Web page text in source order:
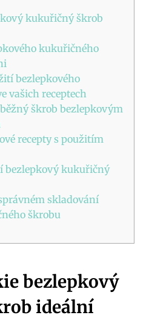
kukuřičný škrob
kukuřičného
bezlepkového
vašich receptech
škrob bezlepkovým
recepty s použitím
bezlepkový kukuřičný
skladování
škrobu
bezlepkový
ideální